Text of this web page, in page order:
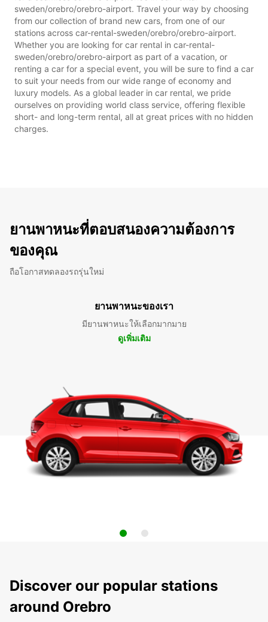
sweden/orebro/orebro-airport. Travel your way by choosing
from our collection of brand new cars, from one of our
stations across car-rental-sweden/orebro/orebro-airport.
Whether you are looking for car rental in car-rental-
sweden/orebro/orebro-airport as part of a vacation, or
renting a car for a special event, you will be sure to find a car
to suit your needs from our wide range of economy and
luxury models. As a global leader in car rental, we pride
ourselves on providing world class service, offering flexible
short- and long-term rental, all at great prices with no hidden
charges.
ยานพาหนะที่ตอบสนองความต้องการ
ของคุณ
ถือโอกาสทดลองรถรุ่นใหม่
ยานพาหนะของเรา
มียานพาหนะให้เลือกมากมาย
ดูเพิ่มเติม
Discover our popular stations
around Orebro